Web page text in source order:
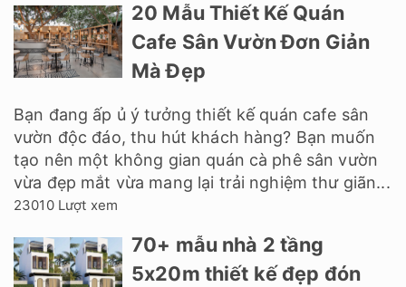
20 Mẫu Thiết Kế Quán
Cafe Sân Vườn Đơn Giản
Mà Đẹp
Bạn đang ấp ủ ý tưởng thiết kế quán cafe sân
vườn độc đáo, thu hút khách hàng? Bạn muốn
tạo nên một không gian quán cà phê sân vườn
vừa đẹp mắt vừa mang lại trải nghiệm thư giãn...
23010 Lượt xem
70+ mẫu nhà 2 tầng
5x20m thiết kế đẹp đón